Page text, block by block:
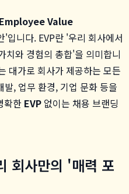
Value
'입니다. EVP란 '우리 회사에서
치와 경험의 총합'을 의미합니
대가로 회사가 제공하는 모든
, 업무 환경, 기업 문화 등을
확한 EVP 없이는 채용 브랜딩
회사만의 '매력 포